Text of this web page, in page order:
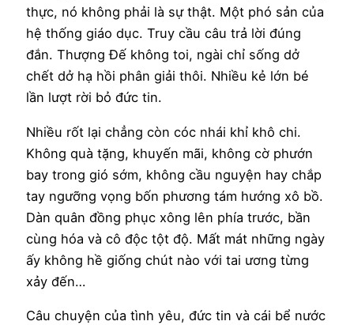
thực, nó không phải là sự thật. Một phó sản của
hệ thống giáo dục. Truy cầu câu trả lời đúng
đắn. Thượng Đế không toi, ngài chỉ sống dở
chết dở hạ hồi phân giải thôi. Nhiều kẻ lớn bé
lần lượt rời bỏ đức tin.
Nhiều rốt lại chẳng còn cóc nhái khỉ khô chi.
Không quà tặng, khuyến mãi, không cờ phướn
bay trong gió sớm, không cầu nguyện hay chắp
tay ngưỡng vọng bốn phương tám hướng xô bồ.
Dàn quân đồng phục xông lên phía trước, bần
cùng hóa và cô độc tột độ. Mất mát những ngày
ấy không hề giống chút nào với tai ương từng
xảy đến…
Câu chuyện của tình yêu, đức tin và cái bể nước